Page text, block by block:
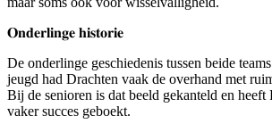
𝐎𝐧𝐝𝐞𝐫𝐥𝐢𝐧𝐠𝐞 𝐡𝐢𝐬𝐭𝐨𝐫𝐢𝐞
De onderlinge geschiedenis tussen beide
jeugd had Drachten vaak de overhand met
Bij de senioren is dat beeld gekanteld en heeft
vaker succes geboekt.